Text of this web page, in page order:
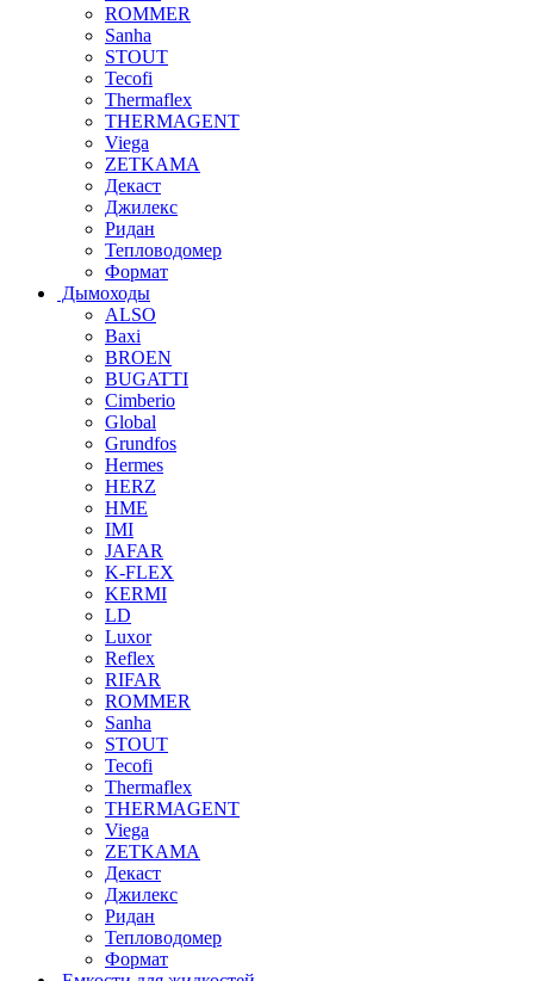
ROMMER
Sanha
STOUT
Tecofi
Thermaflex
THERMAGENT
Viega
ZETKAMA
Декаст
Джилекс
Ридан
Тепловодомер
Формат
Дымоходы
ALSO
Baxi
BROEN
BUGATTI
Cimberio
Global
Grundfos
Hermes
HERZ
HME
IMI
JAFAR
K-FLEX
KERMI
LD
Luxor
Reflex
RIFAR
ROMMER
Sanha
STOUT
Tecofi
Thermaflex
THERMAGENT
Viega
ZETKAMA
Декаст
Джилекс
Ридан
Тепловодомер
Формат